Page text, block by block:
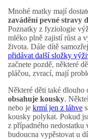
Mnohé matky mají
zavádění pevné stravy
Poznatky z fyziologie
mléko plně zajistí růst a
života. Dále dítě
přidávat další složky
začnete pozdě, některé
pláčou, zvrací, mají
Některé děti také
obsahuje kousky.
nebo je krmí jen z láhve
kousky polykat. Pokud
z případného nedostatku
budoucna vypěstovat u